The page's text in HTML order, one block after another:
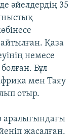
әйелдердің 35
Қаза
немесе
Бұл
мен Таяу
отыр.
аралығындағы
жасалған.